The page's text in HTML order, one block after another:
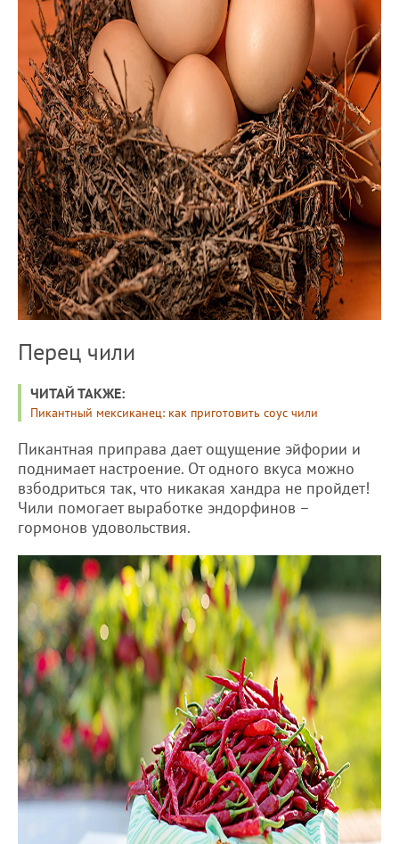
Перец чили
ЧИТАЙ ТАКЖЕ:
Пикантный мексиканец: как приготовить соус чили
Пикантная приправа дает ощущение эйфории и
поднимает настроение. От одного вкуса можно
взбодриться так, что никакая хандра не пройдет!
Чили помогает выработке эндорфинов –
гормонов удовольствия.